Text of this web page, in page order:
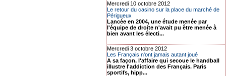
Mercredi 10 octobre 2012
Le retour du casino sur la place du marché de
Périgueux
Lancée en 2004, une étude menée par
l'équipe de droite n'avait pu être menée à
bien avant les électi...
Mercredi 3 octobre 2012
Les Français n'ont jamais autant joué
A sa façon, l'affaire qui secoue le handball
illustre l'addiction des Français. Paris
sportifs, hipp...